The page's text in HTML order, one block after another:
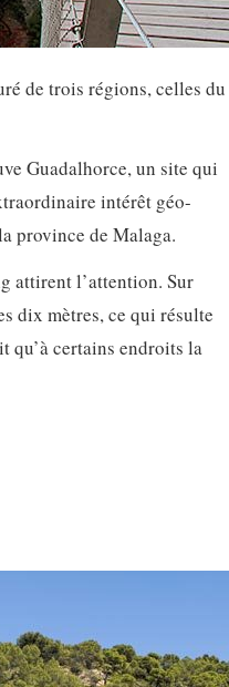
de trois régions, celles du
Guadalhorce, un site qui
intérêt géo-
province de Malaga.
attirent l’attention. Sur
dix mètres, ce qui résulte
qu’à certains endroits la